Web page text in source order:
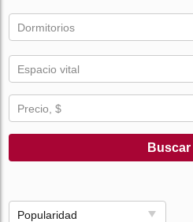
Dormitorios
Espacio vital
Precio, $
Buscar
Popularidad